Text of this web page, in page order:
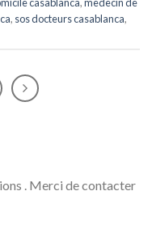
, sos docteurs casablanca,
. Merci de contacter